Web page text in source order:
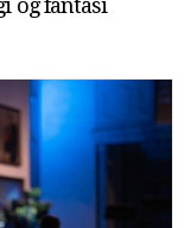
og fantasi